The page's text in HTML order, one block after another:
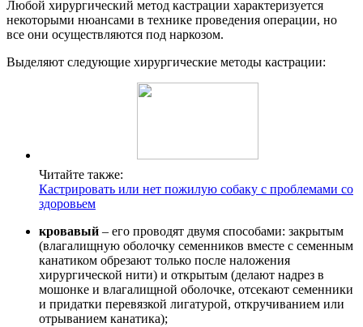
Любой хирургический метод кастрации характеризуется
некоторыми нюансами в технике проведения операции, но
все они осуществляются под наркозом.
Выделяют следующие хирургические методы кастрации:
Читайте также:
Кастрировать или нет пожилую собаку с проблемами со
здоровьем
кровавый – его проводят двумя способами: закрытым
(влагалищную оболочку семенников вместе с семенным
канатиком обрезают только после наложения
хирургической нити) и открытым (делают надрез в
мошонке и влагалищной оболочке, отсекают семенники
и придатки перевязкой лигатурой, откручиванием или
отрыванием канатика);